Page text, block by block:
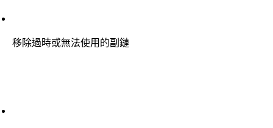
移除過時或無法使用的副鏈